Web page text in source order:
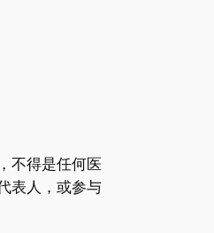
不得是任何医
表人，或参与